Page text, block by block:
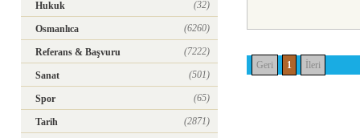
Hukuk (32)
Osmanlıca (6260)
Referans & Başvuru (7222)
Sanat (501)
Spor (65)
Tarih (2871)
Geri 1 İleri